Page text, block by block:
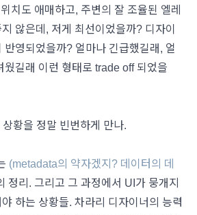
치도 애매하고, 주변의 잘 조율된 엘레
않은데, 저게 최선이었을까? 디자이
반영되었을까? 얼마나 긴급했길래, 얼
웠길래 이런 형태로 trade off 되었을
황을 정말 빈번하게 만나.
(metadata의 약자겠지? 데이터의 데
정리. 그리고 그 과정에서 UI가 뭉개지
하는 상황들. 차라리 디자이너의 능력